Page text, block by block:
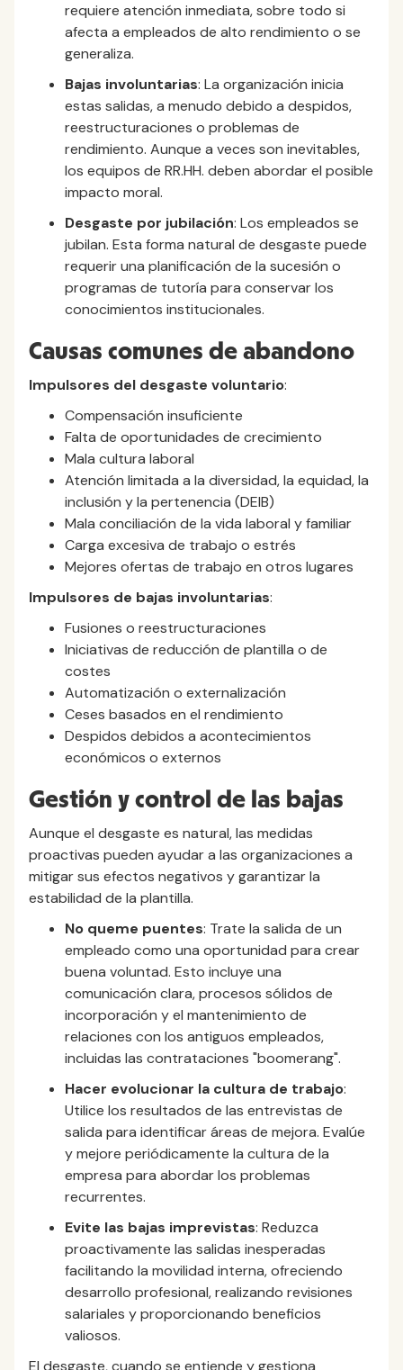
requiere atención inmediata, sobre todo si
afecta a empleados de alto rendimiento o se
generaliza.
Bajas involuntarias: La organización inicia
estas salidas, a menudo debido a despidos,
reestructuraciones o problemas de
rendimiento. Aunque a veces son inevitables,
los equipos de RR.HH. deben abordar el posible
impacto moral.
Desgaste por jubilación: Los empleados se
jubilan. Esta forma natural de desgaste puede
requerir una planificación de la sucesión o
programas de tutoría para conservar los
conocimientos institucionales.
Causas comunes de abandono
Impulsores del desgaste voluntario:
Compensación insuficiente
Falta de oportunidades de crecimiento
Mala cultura laboral
Atención limitada a la diversidad, la equidad, la
inclusión y la pertenencia (DEIB)
Mala conciliación de la vida laboral y familiar
Carga excesiva de trabajo o estrés
Mejores ofertas de trabajo en otros lugares
Impulsores de bajas involuntarias:
Fusiones o reestructuraciones
Iniciativas de reducción de plantilla o de
costes
Automatización o externalización
Ceses basados en el rendimiento
Despidos debidos a acontecimientos
económicos o externos
Gestión y control de las bajas
Aunque el desgaste es natural, las medidas
proactivas pueden ayudar a las organizaciones a
mitigar sus efectos negativos y garantizar la
estabilidad de la plantilla.
No queme puentes: Trate la salida de un
empleado como una oportunidad para crear
buena voluntad. Esto incluye una
comunicación clara, procesos sólidos de
incorporación y el mantenimiento de
relaciones con los antiguos empleados,
incluidas las contrataciones "boomerang".
Hacer evolucionar la cultura de trabajo:
Utilice los resultados de las entrevistas de
salida para identificar áreas de mejora. Evalúe
y mejore periódicamente la cultura de la
empresa para abordar los problemas
recurrentes.
Evite las bajas imprevistas: Reduzca
proactivamente las salidas inesperadas
facilitando la movilidad interna, ofreciendo
desarrollo profesional, realizando revisiones
salariales y proporcionando beneficios
valiosos.
El desgaste, cuando se entiende y gestiona